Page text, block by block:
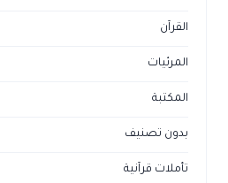
القرآن
المرئيات
المكتبة
بدون تصنيف
تأملات قرآنية